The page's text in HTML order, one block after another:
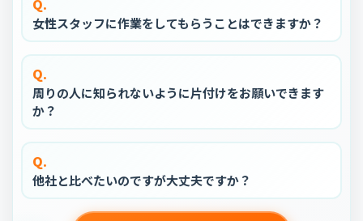
Q.
女性スタッフに作業をしてもらうことはできますか？
Q.
周りの人に知られないように片付けをお願いできます
か？
Q.
他社と比べたいのですが大丈夫ですか？